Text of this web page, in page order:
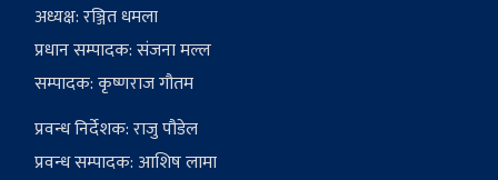
अध्यक्ष: रञ्जित धमला
प्रधान सम्पादक: संजना मल्ल
सम्पादक: कृष्णराज गौतम
प्रवन्ध निर्देशक: राजु पौडेल
प्रवन्ध सम्पादक: आशिष लामा